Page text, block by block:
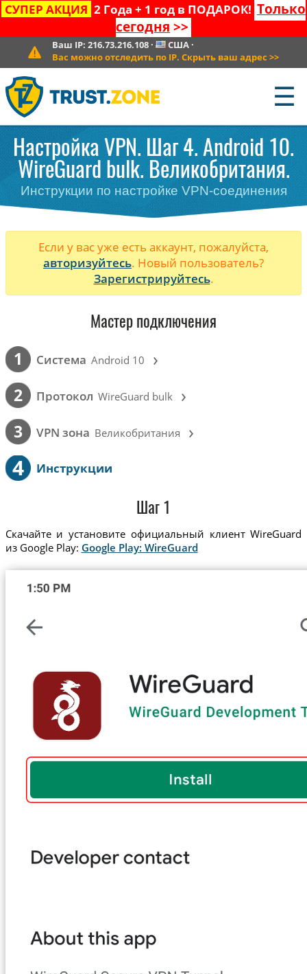
СУПЕР АКЦИЯ 2 Года + 1 год в ПОДАРОК! Только
сегодня >>
Ваш IP: 216.73.216.108· США·
Вас можно отследить по IP. Скрыть ваш адрес >>
☰
Настройка VPN. Шаг 4. Android 10.
WireGuard bulk. Великобритания.
Инструкции по настройке VPN-соединения
Если у вас уже есть аккаунт, пожалуйста,
авторизуйтесь. Новый пользователь?
Зарегистрируйтесь.
Мастер подключения
1 Cистема Android 10 ›
2 Протокол WireGuard bulk ›
3 VPN зона Великобритания ›
4 Инструкции
Шаг 1
Скачайте и установите официальный клиент WireGuard
из Google Play: Google Play: WireGuard